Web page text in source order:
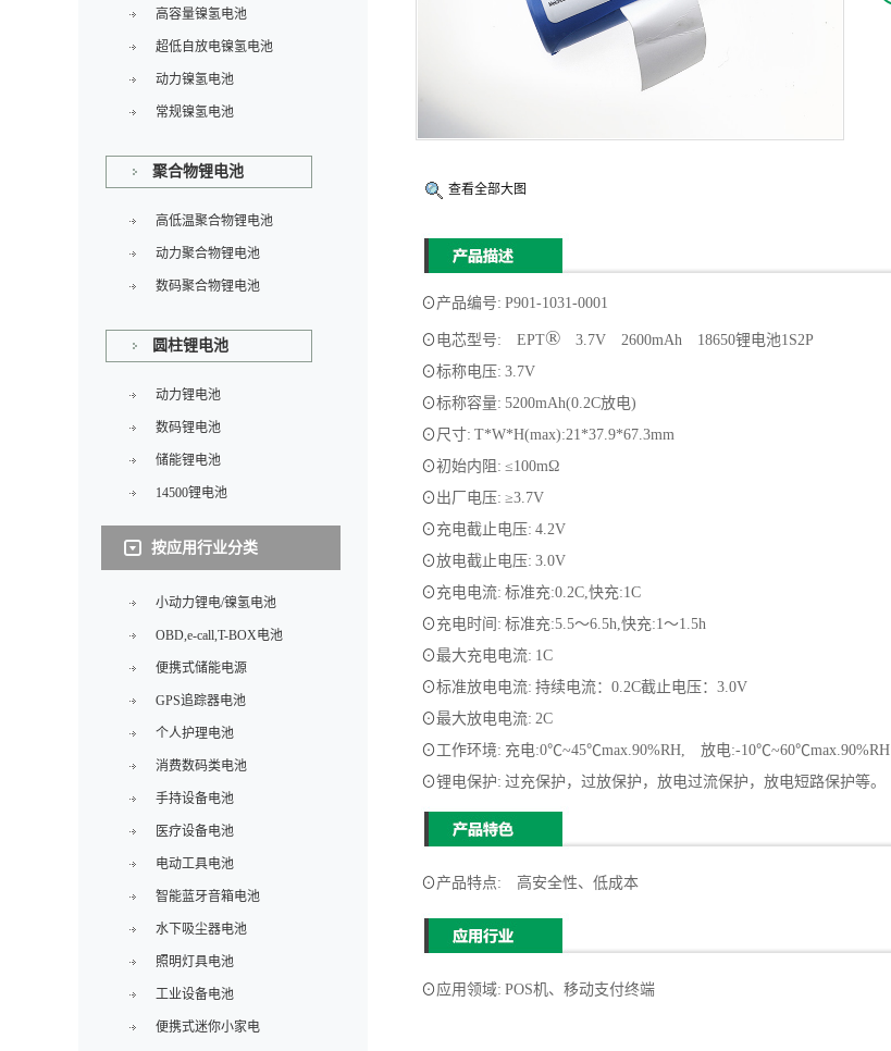
查看全部大图
⊙ 产品编号: P901-1031-0001
⊙ 电芯型号: EPT® 3.7V 2600mAh 18650锂电池1S2P
⊙标称电压: 3.7V
⊙标称容量: 5200mAh(0.2C放电)
⊙ 尺寸: T*W*H(max):21*37.9*67.3mm
⊙初始内阻 : ≤100mΩ
⊙ 出厂电压: ≥3.7V
⊙ 充电截止电压: 4.2V
⊙放电截止电压: 3.0V
⊙ 充电电流: 标准充:0.2C,快充:1C
⊙ 充电时间 : 标准充:5.5～6.5h,快充:1～1.5h
⊙最大充电电流: 1C
⊙标准放电电流: 持续电流： 0.2C截止电压： 3.0V
⊙最大放电电流: 2C
⊙ 工作环境: 充电:0℃~45℃max.90%RH, 放电:-10℃~60℃max.90%RH
⊙锂电保护: 过充保护，过放保护，放电过流保护，放电短路保护等。
⊙ 产品特点: 高安全性、低成本
⊙ 应用领域: POS机、移动支付终端
高容量镍氢电池
超低自放电镍氢电池
动力镍氢电池
常规镍氢电池
聚合物锂电池
高低温聚合物锂电池
动力聚合物锂电池
数码聚合物锂电池
圆柱锂电池
动力锂电池
数码锂电池
储能锂电池
14500锂电池
按应用行业分类
小动力锂电/镍氢电池
OBD,e-call,T-BOX电池
便携式储能电源
GPS追踪器电池
个人护理电池
消费数码类电池
手持设备电池
医疗设备电池
电动工具电池
智能蓝牙音箱电池
水下吸尘器电池
照明灯具电池
工业设备电池
便携式迷你小家电